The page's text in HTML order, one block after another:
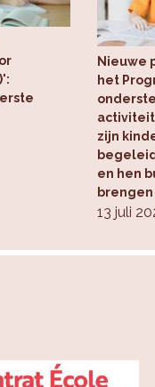
Nieuwe
het
zijn
en hen
brengen
13 juli